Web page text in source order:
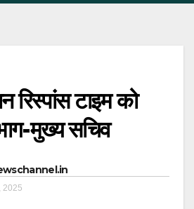
रिस्पांस टाइम को
मुख्य सचिव
2025